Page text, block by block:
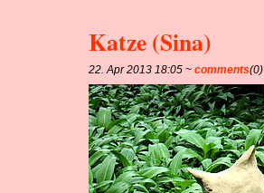
Katze (Sina)
22. Apr 2013 18:05 ~comments(0)